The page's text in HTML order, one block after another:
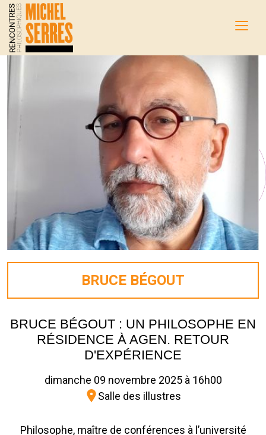
BRUCE BÉGOUT
BRUCE BÉGOUT : UN PHILOSOPHE EN
RÉSIDENCE À AGEN. RETOUR
D'EXPÉRIENCE
dimanche 09 novembre 2025 à 16h00
Salle des illustres
Philosophe, maître de conférences à l’université